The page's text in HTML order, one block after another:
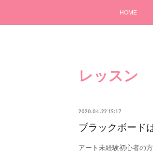
HOME
レッスン
2020.04.22 15:17
ブラックボード
アート未経験初心者の